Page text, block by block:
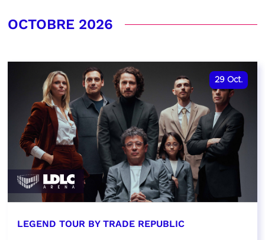
OCTOBRE 2026
29 Oct.
LEGEND TOUR BY TRADE REPUBLIC